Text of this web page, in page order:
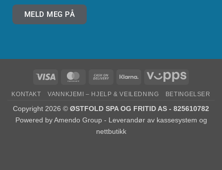
MELD MEG PÅ
KONTAKT VANNKJEMI – HJELP & VEILEDNING BETINGELSER
Copyright 2026 © ØSTFOLD SPA OG FRITID AS - 825610782
Powered byAmendo Group - Leverandør av kassesystem og
nettbutikk